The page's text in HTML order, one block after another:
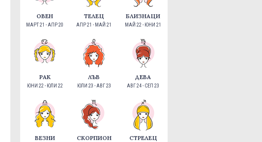
ОВЕН
МАРТ 21 - АПР 20
ТЕЛЕЦ
АПР 21 - МАЙ 21
БЛИЗНАЦИ
МАЙ 22 - ЮНИ 21
РАК
ЮНИ 22 - ЮЛИ 22
ЛЪВ
ЮЛИ 23 - АВГ 23
ДЕВА
АВГ 24 - СЕП 23
ВЕЗНИ СКОРПИОН СТРЕЛЕЦ